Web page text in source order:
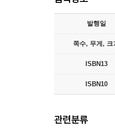
발행일
쪽수, 무게, 크
ISBN13
ISBN10
관련분류